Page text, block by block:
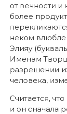
от вечности
более
неком
Элияу
Именам
разрешении
человека,
Считается,
и он сначала